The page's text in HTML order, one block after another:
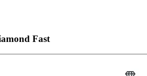
Fast